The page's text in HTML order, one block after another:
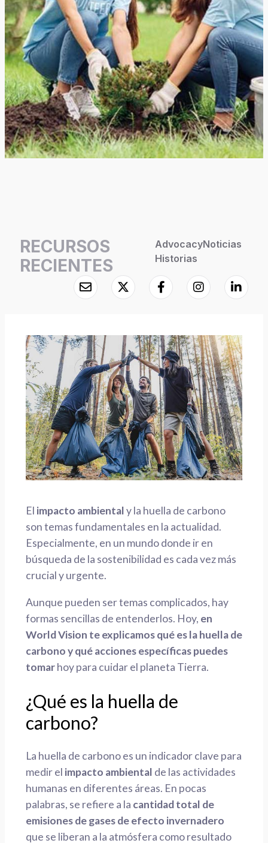
RECURSOS
RECIENTES
AdvocacyNoticias
Historias
El impacto ambientaly la huella de carbono
son temas fundamentales en la actualidad.
Especialmente, en un mundo donde ir en
búsqueda de la sostenibilidad es cada vez más
crucial y urgente.
Aunque pueden ser temas complicados, hay
formas sencillas de entenderlos. Hoy, en
World Vision te explicamos qué es la huella de
carbono y qué acciones específicas puedes
tomarhoy para cuidar el planeta Tierra.
¿Qué es la huella de
carbono?
La huella de carbono es un indicador clave para
medir el impacto ambiental de las actividades
humanas en diferentes áreas. En pocas
palabras, se refiere a la cantidad total de
emisiones de gases de efecto invernadero
que se liberan a la atmósfera como resultado